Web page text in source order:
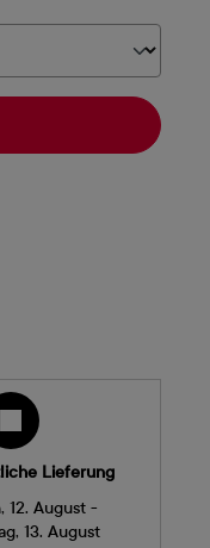
Lieferung
12. August -
13. August